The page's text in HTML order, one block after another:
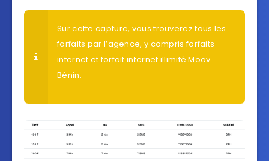
Sur cette capture, vous trouverez tous les
forfaits par l’agence, y compris forfaits
internet et forfait internet illimité Moov
Bénin.